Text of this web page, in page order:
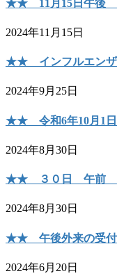
★★ 11月15日午後
2024年11月15日
★★ インフルエンザ
2024年9月25日
★★ 令和6年10月1日
2024年8月30日
★★ ３０日 午前
2024年8月30日
★★ 午後外来の受付
2024年6月20日